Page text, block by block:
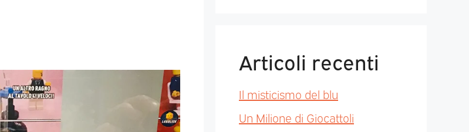
Articoli recenti
Il misticismo del blu
Un Milione di Giocattoli